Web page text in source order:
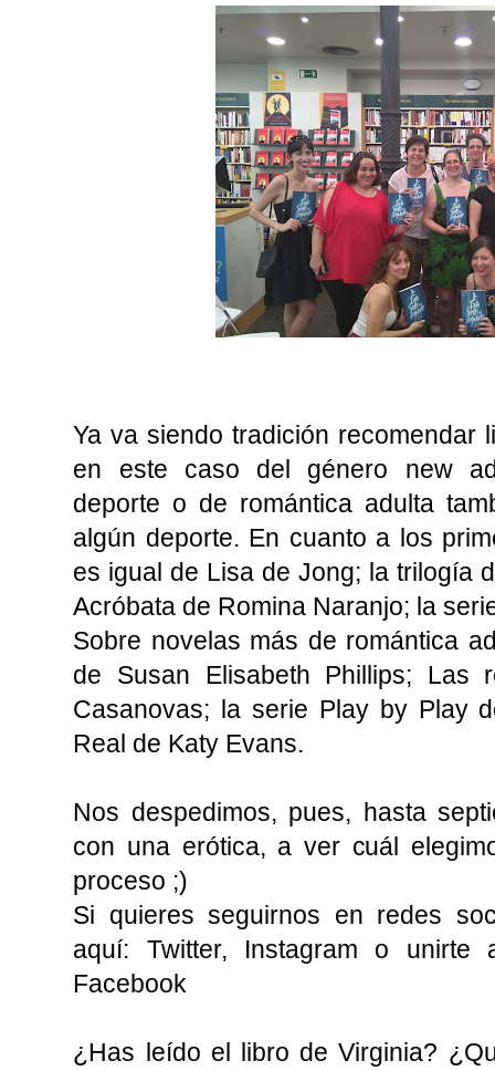
Ya va siendo tradición recomendar
en este caso del género new
deporte o de romántica adulta
algún deporte. En cuanto a los
es igual de Lisa de Jong; la trilogía
Acróbata de Romina Naranjo; la
Sobre novelas más de romántica
de Susan Elisabeth Phillips; Las
Casanovas; la serie Play by Play
Real de Katy Evans.
Nos despedimos, pues, hasta
con una erótica, a ver cuál
proceso ;)
Si quieres seguirnos en redes
aquí: Twitter, Instagram o unirte
Facebook
¿Has leído el libro de Virginia?